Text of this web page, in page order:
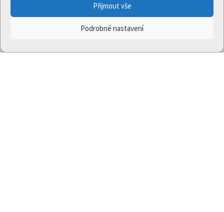
Přijmout vše
Podrobné nastavení